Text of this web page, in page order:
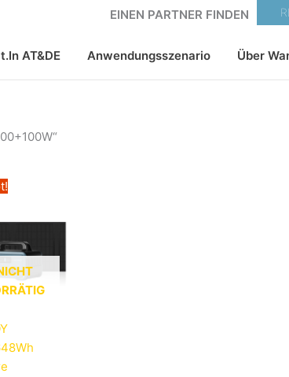
EINEN PARTNER FINDEN
AT&DE Anwendungsszenario Über
Ursprünglicher
Preis
698,00€586,55€.